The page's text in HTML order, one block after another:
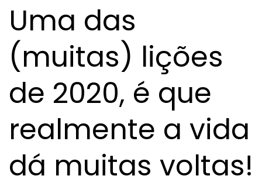
Uma das
(muitas) lições
de 2020, é que
realmente a vida
dá muitas voltas!